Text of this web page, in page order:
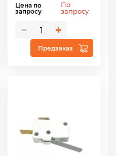
Цена по
запросу
По
запросу
Предзаказ